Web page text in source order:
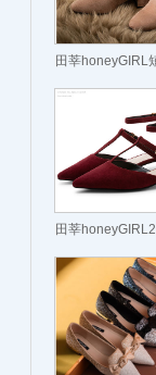
田莘honeyGIRL
冬新款网红
田莘
绑带包头